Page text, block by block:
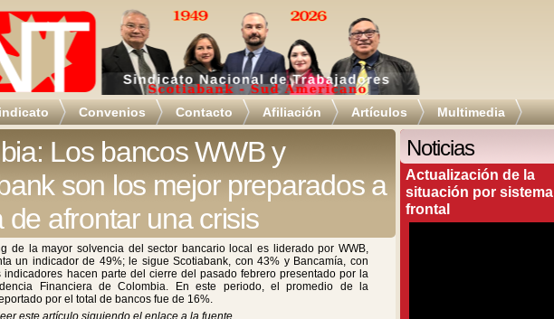
Convenios Contacto Afiliación Artículos Multimedia
Los bancos WWB y
son los mejor preparados a
de afrontar una crisis
de la mayor solvencia del sector bancario local es liderado por WWB,
un indicador de 49%; le sigue Scotiabank, con 43% y Bancamía, con
indicadores hacen parte del cierre del pasado febrero presentado por la
Financiera de Colombia. En este periodo, el promedio de la
por el total de bancos fue de 16%.
este artículo siguiendo el enlace a la fuente.
Noticias
Actualización de la
situación por sistema
frontal